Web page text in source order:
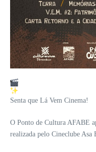
Senta que Lá Vem Cinema!
O Ponto de Cultura AFABE
realizada pelo Cineclube Asa